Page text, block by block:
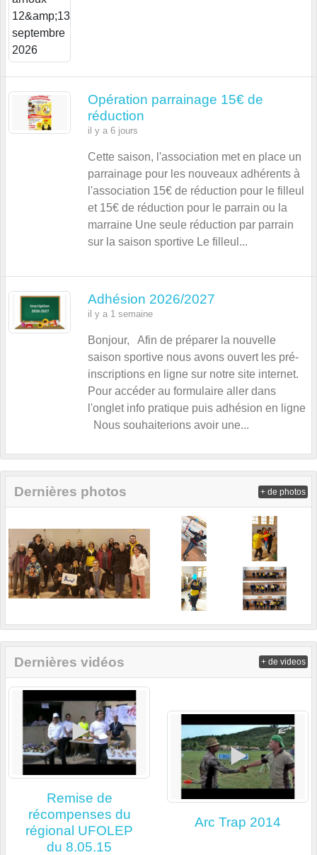
Opération parrainage 15€ de
réduction
il y a 6 jours
Cette saison, l'association met en place un
parrainage pour les nouveaux adhérents à
l'association 15€ de réduction pour le filleul
et 15€ de réduction pour le parrain ou la
marraine Une seule réduction par parrain
sur la saison sportive Le filleul...
Adhésion 2026/2027
il y a 1 semaine
Bonjour, Afin de préparer la nouvelle
saison sportive nous avons ouvert les pré-
inscriptions en ligne sur notre site internet.
Pour accéder au formulaire aller dans
l'onglet info pratique puis adhésion en ligne
Nous souhaiterions avoir une...
Dernières photos + de photos
Dernières vidéos
Remise de
récompenses du
régional UFOLEP
du 8.05.15
Arc Trap 2014
+ de videos